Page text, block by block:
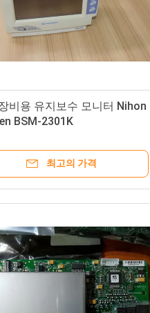
비용 유지보수 모니터 Nihon
BSM-2301K
최고의 가격